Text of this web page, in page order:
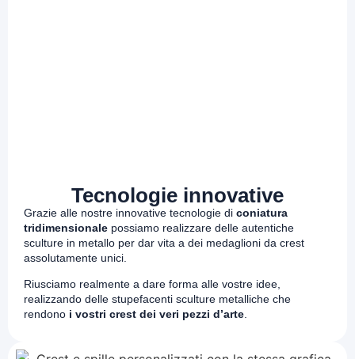
Tecnologie innovative
Grazie alle nostre innovative tecnologie di coniatura
tridimensionale possiamo realizzare delle autentiche
sculture in metallo per dar vita a dei medaglioni da crest
assolutamente unici.
Riusciamo realmente a dare forma alle vostre idee,
realizzando delle stupefacenti sculture metalliche che
rendono i vostri crest dei veri pezzi d’arte.